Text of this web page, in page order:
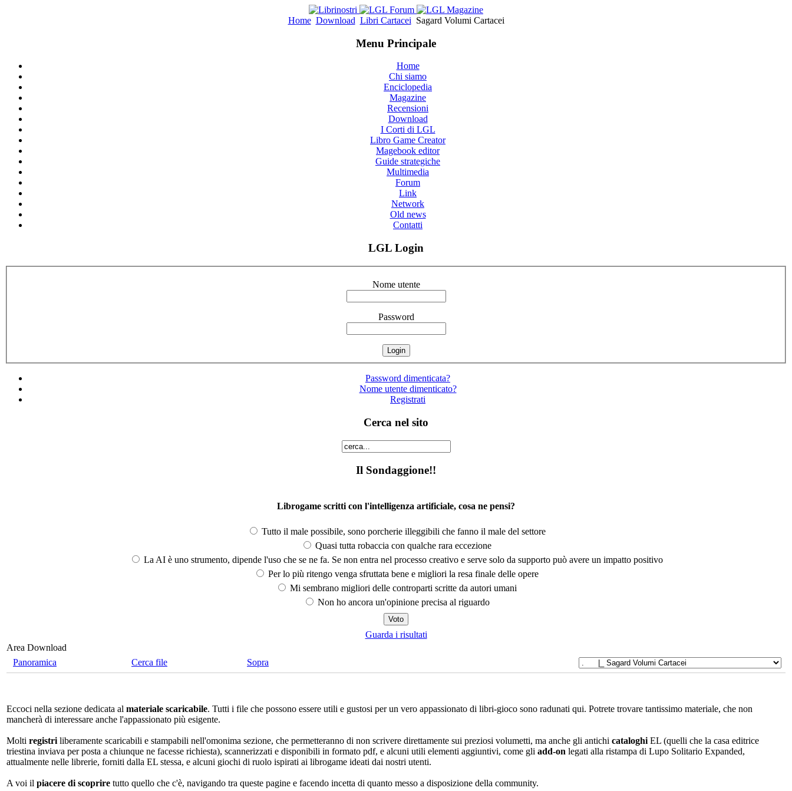
Home Download Libri Cartacei Sagard Volumi Cartacei
Menu Principale
Home
Chi siamo
Enciclopedia
Magazine
Recensioni
Download
I Corti di LGL
Libro Game Creator
Magebook editor
Guide strategiche
Multimedia
Forum
Link
Network
Old news
Contatti
LGL Login
Nome utente
Password
Password dimenticata?
Nome utente dimenticato?
Registrati
Cerca nel sito
Il Sondaggione!!
Librogame scritti con l'intelligenza artificiale, cosa ne pensi?
Tutto il male possibile, sono porcherie illeggibili che fanno il male del settore
Quasi tutta robaccia con qualche rara eccezione
La AI è uno strumento, dipende l'uso che se ne fa. Se non entra nel processo creativo e serve solo da supporto può avere un impatto positivo
Per lo più ritengo venga sfruttata bene e migliori la resa finale delle opere
Mi sembrano migliori delle controparti scritte da autori umani
Non ho ancora un'opinione precisa al riguardo
Guarda i risultati
Area Download
Panoramica
Cerca file Sopra
Eccoci nella sezione dedicata al materiale scaricabile. Tutti i file che possono essere utili e gustosi per un vero appassionato di libri-gioco sono radunati qui. Potrete trovare tantissimo materiale, che non
mancherà di interessare anche l'appassionato più esigente.
Molti registri liberamente scaricabili e stampabili nell'omonima sezione, che permetteranno di non scrivere direttamente sui preziosi volumetti, ma anche gli antichi cataloghi EL (quelli che la casa editrice
triestina inviava per posta a chiunque ne facesse richiesta), scannerizzati e disponibili in formato pdf, e alcuni utili elementi aggiuntivi, come gli add-on legati alla ristampa di Lupo Solitario Expanded,
attualmente nelle librerie, forniti dalla EL stessa, e alcuni giochi di ruolo ispirati ai librogame ideati dai nostri utenti.
A voi il piacere di scoprire tutto quello che c'è, navigando tra queste pagine e facendo incetta di quanto messo a disposizione della community.